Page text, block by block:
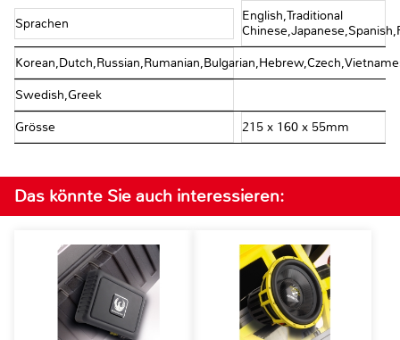
Sprachen
English,Traditional
Swedish,Greek
Grösse 215 x 160 x 55mm
Das könnte Sie auch interessieren: